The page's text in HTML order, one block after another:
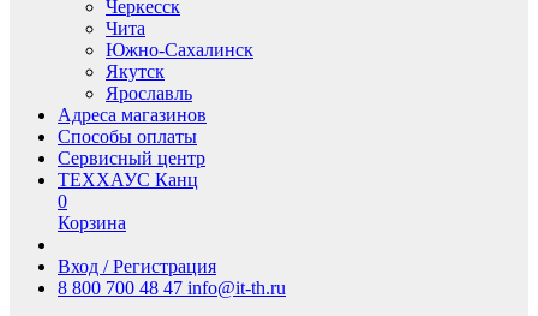
Черкесск
Чита
Южно-Сахалинск
Якутск
Ярославль
Адреса магазинов
Способы оплаты
Сервисный центр
ТЕХХАУС Канц
0
Корзина
Вход / Регистрация
8 800 700 48 47 info@it-th.ru